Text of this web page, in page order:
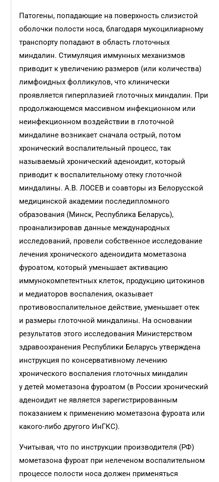
Патогены, попадающие на поверхность слизистой
оболочки полости носа, благодаря мукоцилиарному
транспорту попадают в область глоточных
миндалин. Стимуляция иммунных механизмов
приводит к увеличению размеров (или количества)
лимфоидных фолликулов, что клинически
проявляется гиперплазией глоточных миндалин. При
продолжающемся массивном инфекционном или
неинфекционном воздействии в глоточной
миндалине возникает сначала острый, потом
хронический воспалительный процесс, так
называемый хронический аденоидит, который
приводит к воспалительному отеку глоточной
миндалины. А.В. ЛОСЕВ и соавторы из Белорусской
медицинской академии последипломного
образования (Минск, Республика Беларусь),
проанализировав данные международных
исследований, провели собственное исследование
лечения хронического аденоидита мометазона
фуроатом, который уменьшает активацию
иммунокомпетентных клеток, продукцию цитокинов
и медиаторов воспаления, оказывает
противовоспалительное действие, уменьшает отек
и размеры глоточной миндалины. На основании
результатов этого исследования Министерством
здравоохранения Республики Беларусь утверждена
инструкция по консервативному лечению
хронического воспаления глоточных миндалин
у детей мометазона фуроатом (в России хронический
аденоидит не является зарегистрированным
показанием к применению мометазона фуроата или
какого-либо другого ИнГКС).
Учитывая, что по инструкции производителя (РФ)
мометазона фуроат при нелеченом воспалительном
процессе полости носа должен применяться